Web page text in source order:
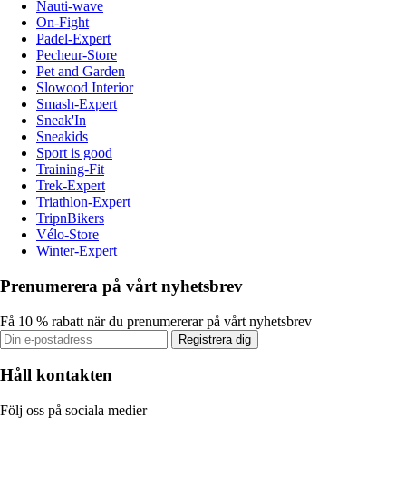
Nauti-wave
On-Fight
Padel-Expert
Pecheur-Store
Pet and Garden
Slowood Interior
Smash-Expert
Sneak'In
Sneakids
Sport is good
Training-Fit
Trek-Expert
Triathlon-Expert
TripnBikers
Vélo-Store
Winter-Expert
Prenumerera på vårt nyhetsbrev
Få 10 % rabatt när du prenumererar på vårt nyhetsbrev
Registrera dig
Håll kontakten
Följ oss på sociala medier